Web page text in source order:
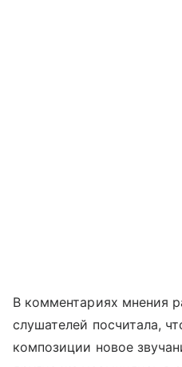
В комментариях мнения
слушателей посчитала,
композиции новое